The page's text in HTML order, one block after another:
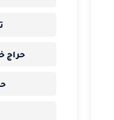
حراج